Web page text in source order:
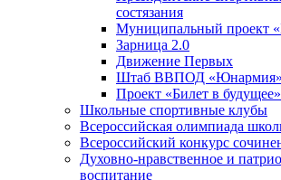
состязания
Муниципальный проект
Зарница 2.0
Движение Первых
Штаб ВВПОД «Юнармия»
Проект «Билет в будущее»
Школьные спортивные клубы
Всероссийская олимпиада
Всероссийский конкурс
Духовно-нравственное и
воспитание